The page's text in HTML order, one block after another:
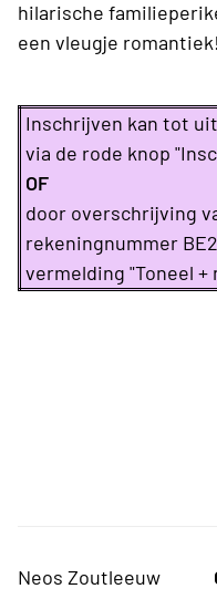
hilarische
een vleugje romantiek!
Inschrijven kan tot
via de rode knop
OF
door overschrijving
rekeningnummer
vermelding "Toneel +
Neos Zoutleeuw